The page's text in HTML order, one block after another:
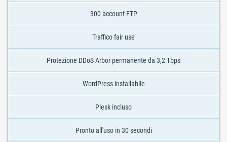
300 account FTP
Traffico fair use
Protezione DDoS Arbor permanente da 3,2 Tbps
WordPress installabile
Plesk incluso
Pronto all'uso in 30 secondi